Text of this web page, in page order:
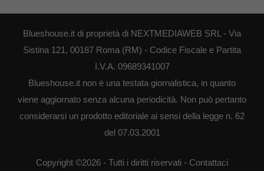
Blueshouse.it di proprietà di NEXTMEDIAWEB SRL - Via
Sistina 121, 00187 Roma (RM) - Codice Fiscale e Partita
I.V.A. 09689341007
Blueshouse.it non è una testata giornalistica, in quanto
viene aggiornato senza alcuna periodicità. Non può pertanto
considerarsi un prodotto editoriale ai sensi della legge n. 62
del 07.03.2001
Copyright ©2026 - Tutti i diritti riservati - Contattaci